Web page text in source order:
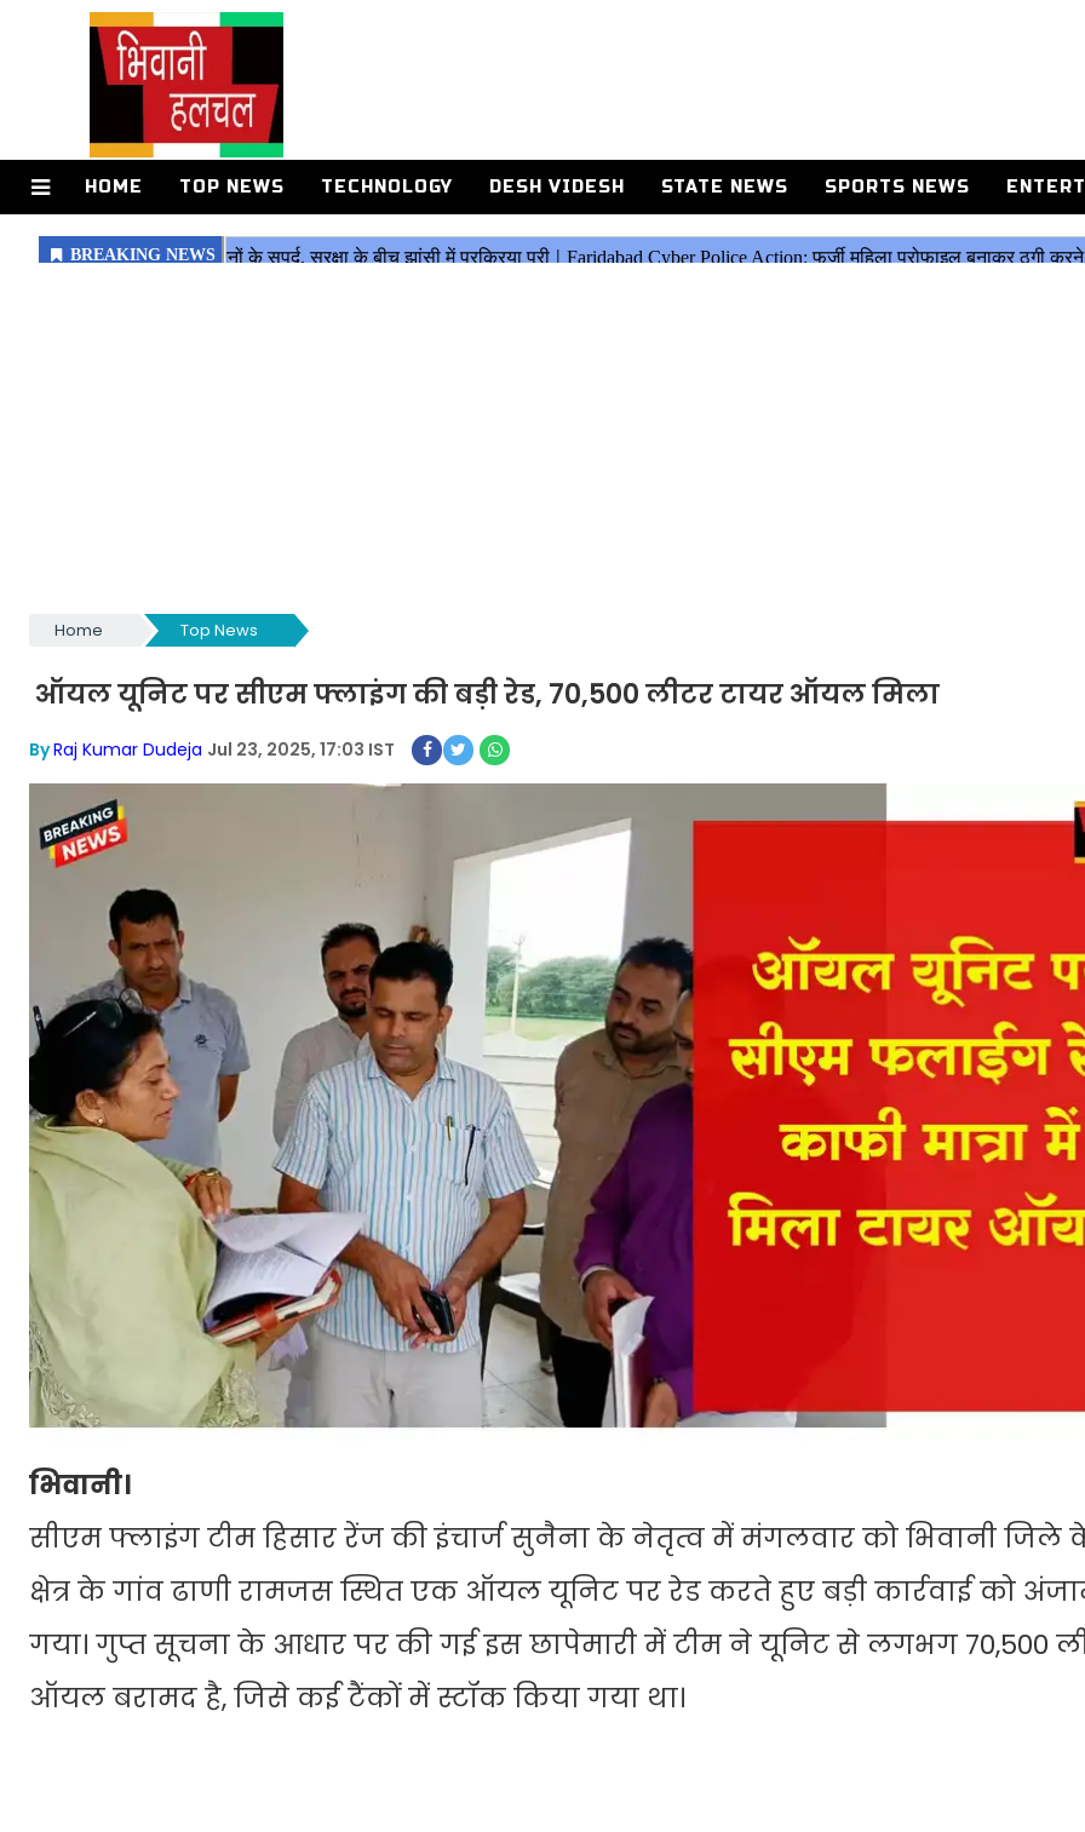
HOME TOP NEWS TECHNOLOGY DESH VIDESH STATE NEWS SPORTS NEWS
Home Top News
ऑयल यूनिट पर सीएम फ्लाइंग की बड़ी रेड, 70,500 लीटर टायर ऑयल मिला
ByRaj Kumar Dudeja Jul 23, 2025, 17:03 IST
भिवानी।
सीएम फ्लाइंग टीम हिसार रेंज की इंचार्ज सुनैना के नेतृत्व में मंगलवार को भिवानी जिले
क्षेत्र के गांव ढाणी रामजस स्थित एक ऑयल यूनिट पर रेड करते हुए बड़ी कार्रवाई को
गया। गुप्त सूचना के आधार पर की गई इस छापेमारी में टीम ने यूनिट से लगभग 70,500
ऑयल बरामद है, जिसे कई टैंकों में स्टॉक किया गया था।